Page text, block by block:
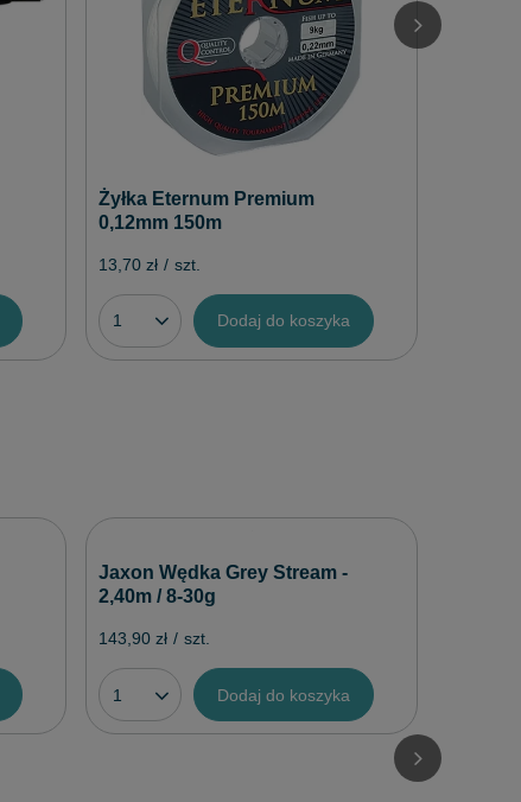
Żyłka Eternum Premium
0,12mm 150m
13,70 zł / szt.
Dodaj do koszyka
Jaxon Wędka Grey Stream -
2,40m / 8-30g
143,90 zł / szt.
Dodaj do koszyka